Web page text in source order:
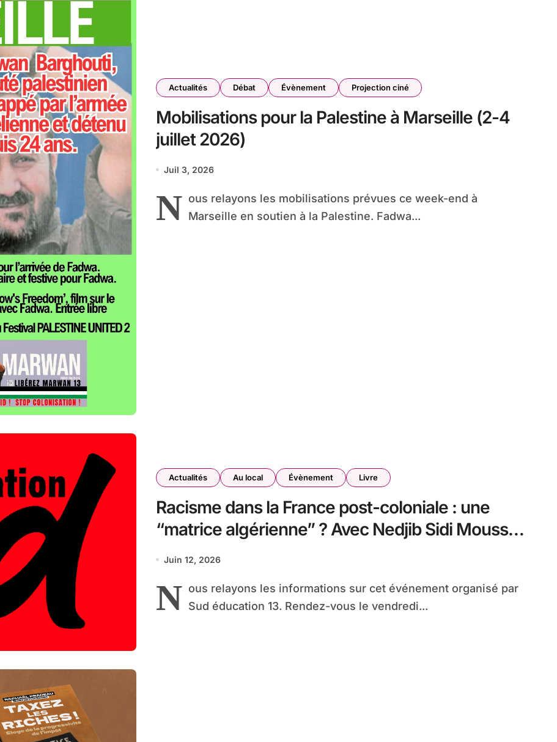
Actualités Débat Évènement Projection ciné
Mobilisations pour la Palestine à Marseille (2-4
juillet 2026)
Juil 3, 2026
N ous relayons les mobilisations prévues ce week-end à
Marseille en soutien à la Palestine. Fadwa...
Actualités Au local Évènement Livre
Racisme dans la France post-coloniale : une
“matrice algérienne” ? Avec Nedjib Sidi Moussa
(12 juin 2026)
Juin 12, 2026
N ous relayons les informations sur cet événement organisé par
Sud éducation 13. Rendez-vous le vendredi...